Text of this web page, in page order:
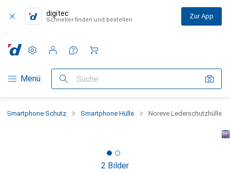
digitec
Schneller finden und bestellen Zur App
Navigation nach Kategorien
Menü Suche
Einstellungen
Kundenkonto
Vergleichslisten
Merklisten
Warenkorb
Smartphone Schutz Smartphone Hülle Noreve Lederschutzhülle
2 Bilder